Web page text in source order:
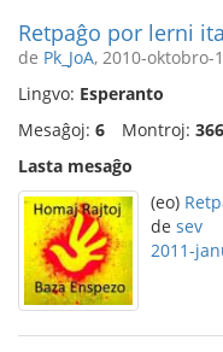
Retpaĝo por lerni
de Pk_JoA, 2010-oktobro-
Lingvo: Esperanto
Mesaĝoj: 6 Montroj:
Lasta mesaĝo
(eo)
de sev
2011-